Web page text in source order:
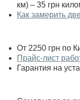
км) – 35 грн
Как замерить
От 2250 грн по
Прайс-лист
Гарантия на